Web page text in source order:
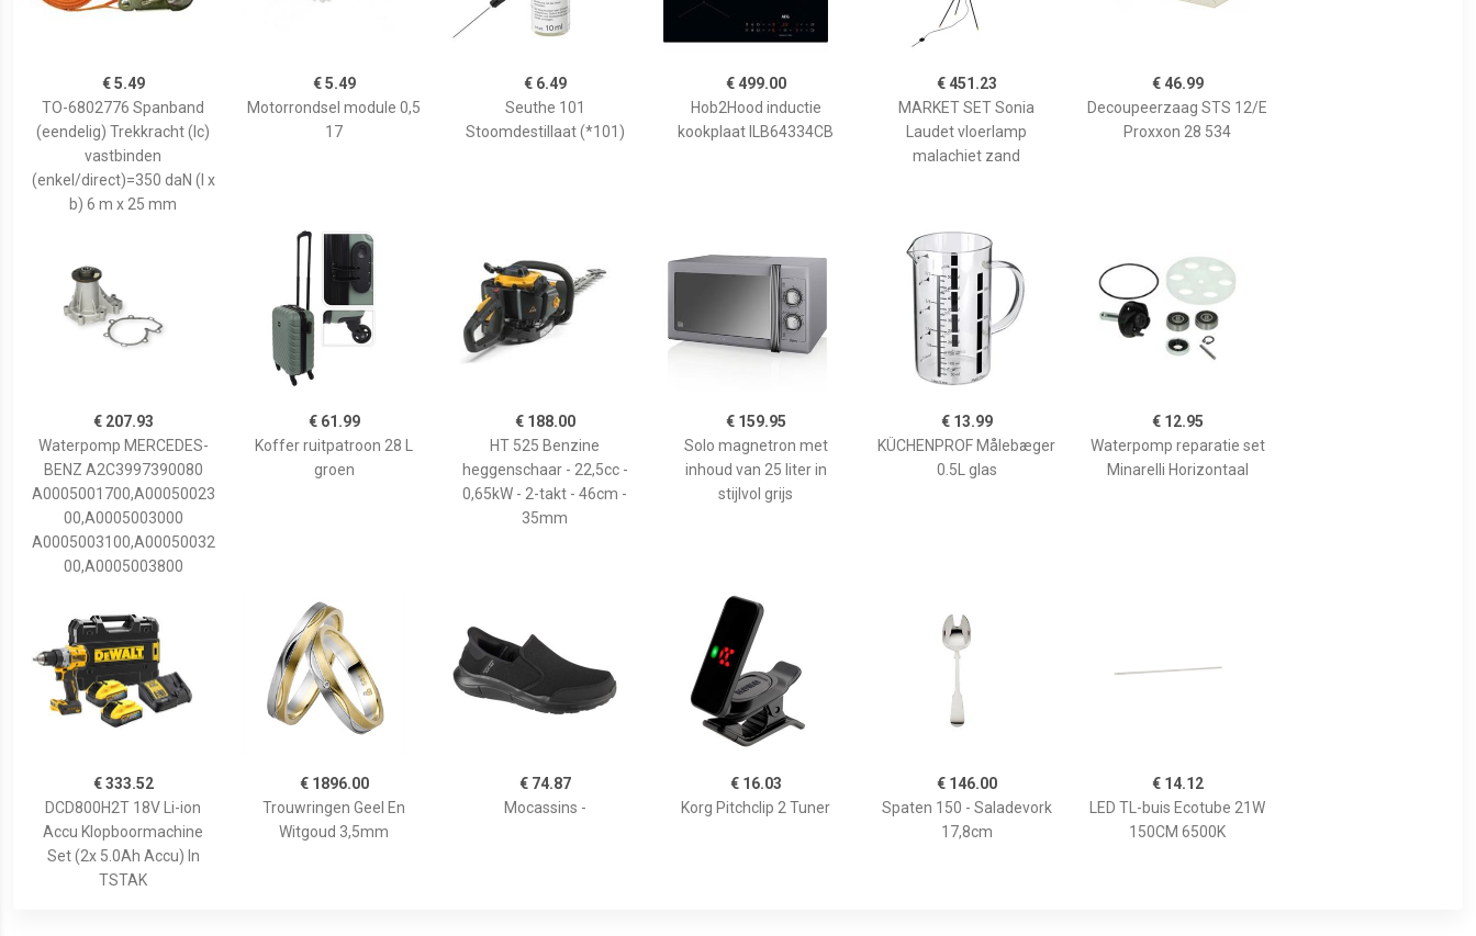
€ 5.49
TO-6802776 Spanband
(eendelig) Trekkracht (lc)
vastbinden
(enkel/direct)=350 daN (l x
b) 6 m x 25 mm
€ 5.49
Motorrondsel module 0,5
17
€ 6.49
Seuthe 101
Stoomdestillaat (*101)
€ 499.00
Hob2Hood inductie
kookplaat ILB64334CB
€ 451.23
MARKET SET Sonia
Laudet vloerlamp
malachiet zand
€ 46.99
Decoupeerzaag STS 12/E
Proxxon 28 534
€ 207.93
Waterpomp MERCEDES-
BENZ A2C3997390080
A0005001700,A00050023
00,A0005003000
A0005003100,A00050032
00,A0005003800
€ 61.99
Koffer ruitpatroon 28 L
groen
€ 188.00
HT 525 Benzine
heggenschaar - 22,5cc -
0,65kW - 2-takt - 46cm -
35mm
€ 159.95
Solo magnetron met
inhoud van 25 liter in
stijlvol grijs
€ 13.99
KÜCHENPROF Målebæger
0.5L glas
€ 12.95
Waterpomp reparatie set
Minarelli Horizontaal
€ 333.52
DCD800H2T 18V Li-ion
Accu Klopboormachine
Set (2x 5.0Ah Accu) In
TSTAK
€ 1896.00
Trouwringen Geel En
Witgoud 3,5mm
€ 74.87
Mocassins -
€ 16.03
Korg Pitchclip 2 Tuner
€ 146.00
Spaten 150 - Saladevork
17,8cm
€ 14.12
LED TL-buis Ecotube 21W
150CM 6500K